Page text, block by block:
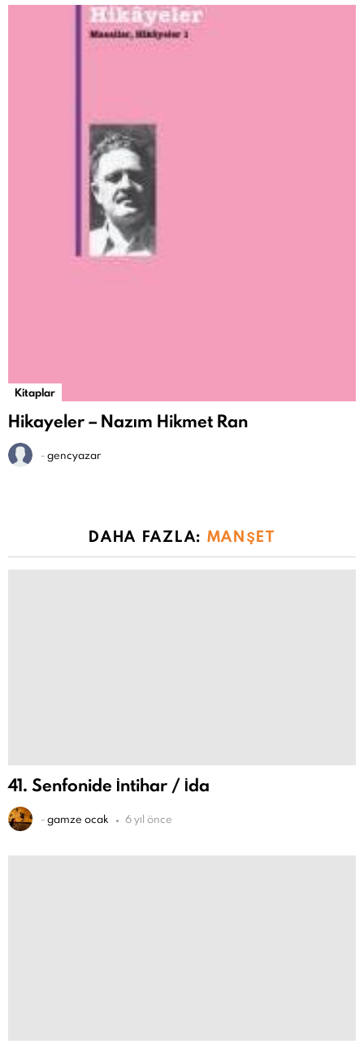
Kitaplar
Hikayeler – Nazım Hikmet Ran
-gencyazar
DAHA FAZLA: MANŞET
41. Senfonide İntihar / İda
-gamze ocak 6 yıl önce